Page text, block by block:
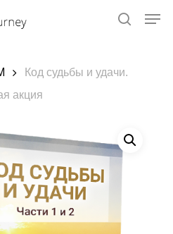
Код судьбы и удачи.
акция